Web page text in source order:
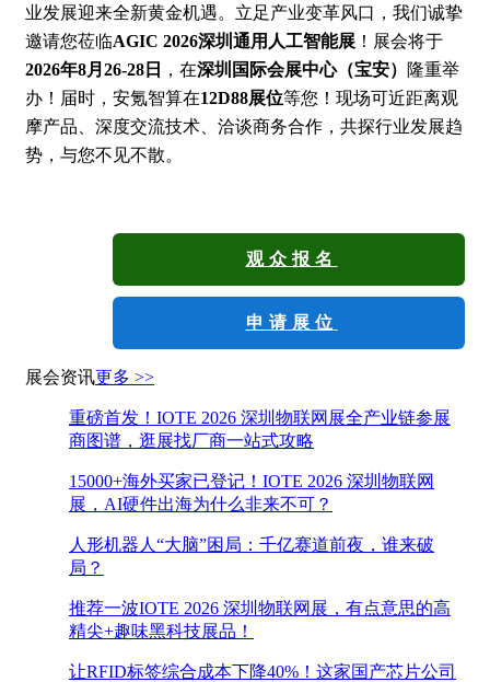
业发展迎来全新黄金机遇。立足产业变革风口，我们诚挚
邀请您莅临AGIC 2026深圳通用人工智能展 ！展会将于
2026年8月26-28日
，在深圳国际会展中心（宝安） 隆重举
办！届时，安氪智算在12D88展位等您！现场可近距离观
摩产品、深度交流技术、洽谈商务合作，共探行业发展趋
势，与您不见不散。
观众报名
申请展位
展会资讯更多 >>
重磅首发！IOTE 2026 深圳物联网展全产业链参展
商图谱，逛展找厂商一站式攻略
15000+海外买家已登记！IOTE 2026 深圳物联网
展，AI硬件出海为什么非来不可？
人形机器人“大脑”困局：千亿赛道前夜，谁来破
局？
推荐一波IOTE 2026 深圳物联网展，有点意思的高
精尖+趣味黑科技展品！
让RFID标签综合成本下降40%！这家国产芯片公司